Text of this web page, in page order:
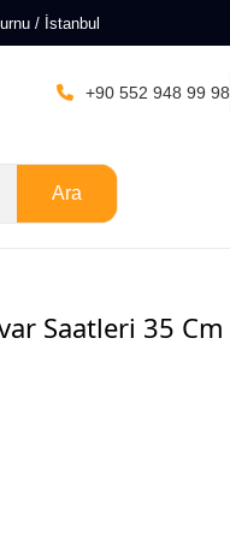
/ İstanbul
+90 552 948 99 98
Ara
Saatleri 35 Cm